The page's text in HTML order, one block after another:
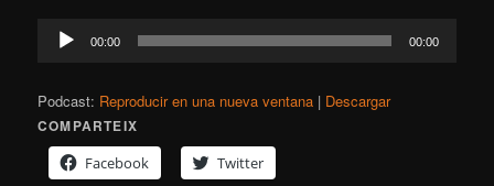
Reproductor
00:00 00:00
Podcast: Reproducir en una nueva ventana | Descargar
COMPARTEIX
Facebook
Twitter